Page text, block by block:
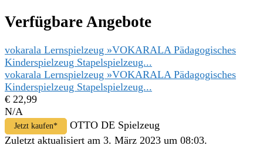
Verfügbare Angebote
vokarala Lernspielzeug »VOKARALA Pädagogisches
Kinderspielzeug Stapelspielzeug...
vokarala Lernspielzeug »VOKARALA Pädagogisches
Kinderspielzeug Stapelspielzeug...
€ 22,99
N/A
Jetzt kaufen*
OTTO DE Spielzeug
Zuletzt aktualisiert am 3. März 2023 um 08:03.